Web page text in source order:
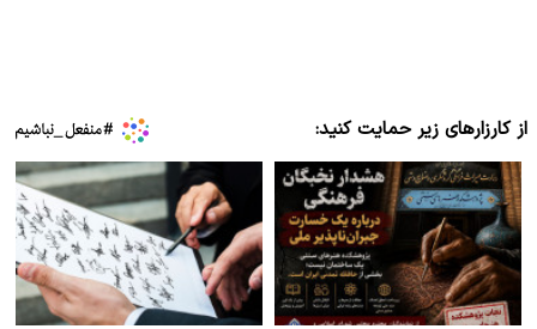
از کارزارهای زیر حمایت کنید: